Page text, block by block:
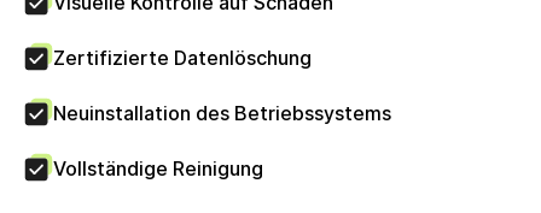
Zertifizierte Datenlöschung
Neuinstallation des Betriebssystems
Vollständige Reinigung